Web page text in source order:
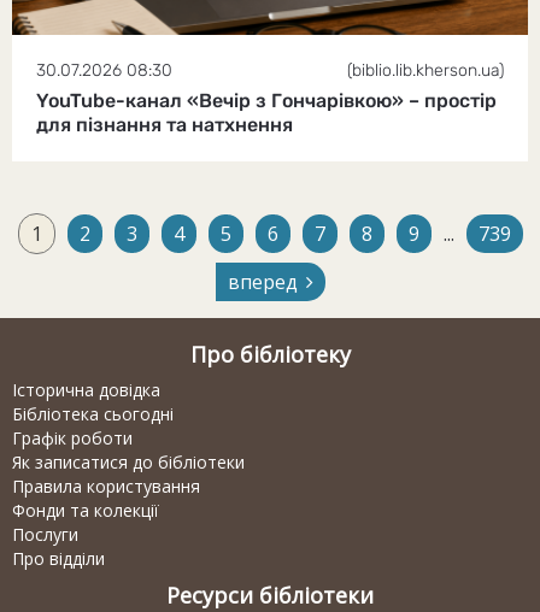
30.07.2026 08:30 (biblio.lib.kherson.ua)
YouTube-канал «Вечір з Гончарівкою» – простір
для пізнання та натхнення
1 2 3 4 5 6 7 8 9 ...
739
вперед
Про бібліотеку
Історична довідка
Бібліотека сьогодні
Графік роботи
Як записатися до бібліотеки
Правила користування
Фонди та колекції
Послуги
Про відділи
Ресурси бібліотеки